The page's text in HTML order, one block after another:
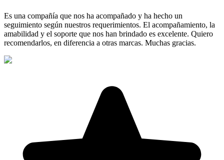
Es una compañía que nos ha acompañado y ha hecho un
seguimiento según nuestros requerimientos. El acompañamiento, la
amabilidad y el soporte que nos han brindado es excelente. Quiero
recomendarlos, en diferencia a otras marcas. Muchas gracias.